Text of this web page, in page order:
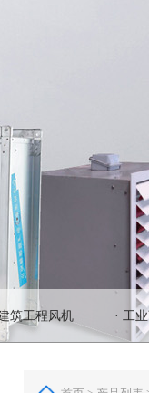
筑工程风机 · 工